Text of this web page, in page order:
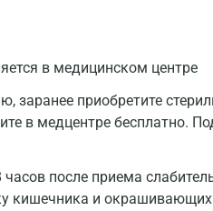
в медицинском центре
заранее приобретите
в медцентре бесплатно.
часов после приема
кишечника и окрашивающих